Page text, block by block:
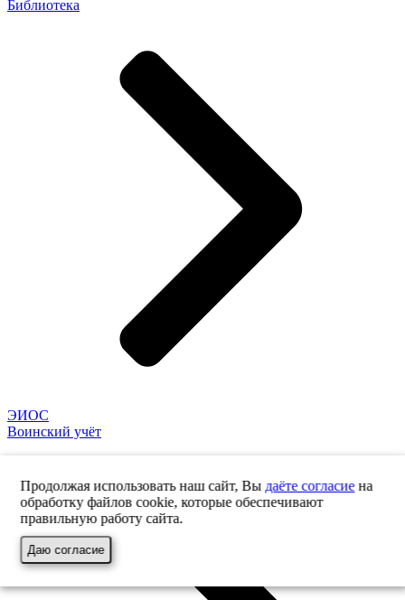
Библиотека
ЭИОС
Воинский учёт
Продолжая использовать наш сайт, Вы даёте согласиена
обработку файлов cookie, которые обеспечивают
правильную работу сайта.
Даю согласие